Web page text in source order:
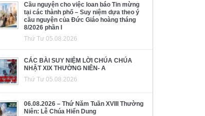
Cầu nguyện cho việc loan báo Tin mừng
tại các thành phố – Suy niệm dựa theo ý
cầu nguyện của Đức Giáo hoàng tháng
8/2026 phần I
Thứ Tư 05.08.2026
CÁC BÀI SUY NIỆM LỜI CHÚA CHÚA
NHẬT XIX THƯỜNG NIÊN- A
Thứ Tư 05.08.2026
06.08.2026 – Thứ Năm Tuần XVIII Thường
Niên: Lễ Chúa Hiển Dung